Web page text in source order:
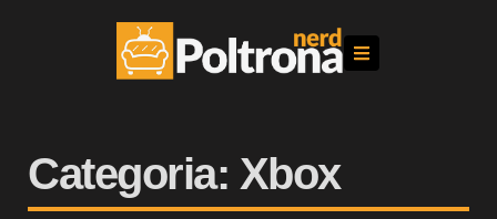
Categoria: Xbox